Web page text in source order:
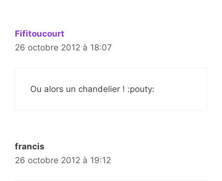
Fifitoucourt
26 octobre 2012 à 18:07
Ou alors un chandelier ! :pouty:
francis
26 octobre 2012 à 19:12